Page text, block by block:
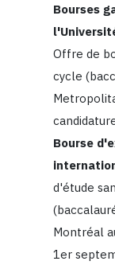
Bourses
Offre de
cycle
Bourse
d'étude
Montréal
1er